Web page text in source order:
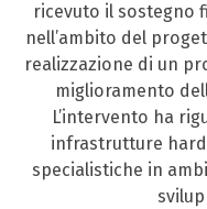
ricevuto il sostegno
nell’ambito del
realizzazione di un
miglioramento
L’intervento ha
infrastrutture
specialistiche in